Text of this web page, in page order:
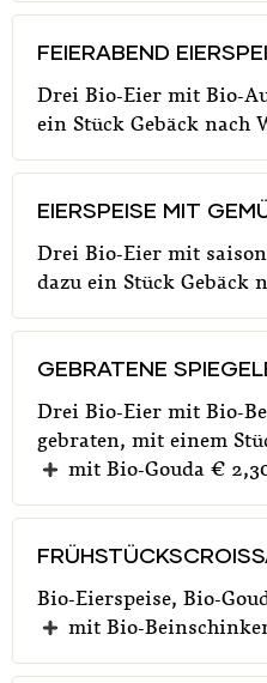
FEIERABEND
Drei Bio-Eier mit Bio-
ein Stück Gebäck nach
EIERSPEISE MIT
Drei Bio-Eier mit
dazu ein Stück Gebäck
GEBRATENE
Drei Bio-Eier mit Bio-
gebraten, mit einem
mit Bio-Gouda €
Bio-Eierspeise, Bio-
mit Bio-